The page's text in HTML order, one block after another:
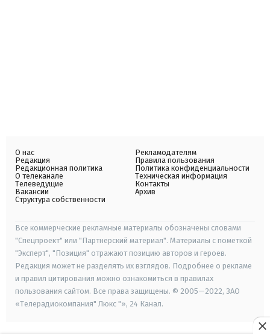
О нас
Редакция
Редакционная политика
О телеканале
Телеведущие
Вакансии
Структура собственности
Рекламодателям
Правила пользования
Политика конфиденциальности
Техническая информация
Контакты
Архив
Все коммерческие рекламные материалы обозначены словами
"Спецпроект" или "Партнерский материал". Материалы с пометкой
"Эксперт", "Позиция" отражают позицию авторов и героев.
Редакция может не разделять их взглядов. Подробнее о рекламе
и правил цитирования можно ознакомиться в правилах
пользования сайтом. Все права защищены. © 2005—2022, ЗАО
«Телерадиокомпания" Люкс "», 24 Канал.